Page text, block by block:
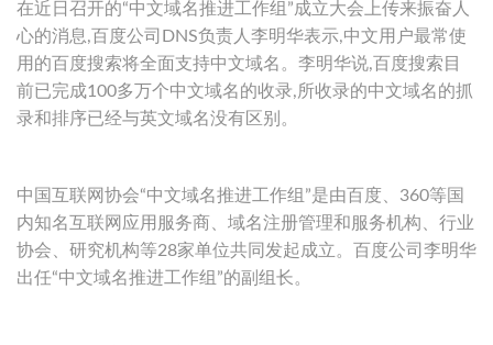
在近日召开的“中文域名推进工作组”成立大会上传来振奋人
心的消息,百度公司DNS负责人李明华表示,中文用户最常使
用的百度搜索将全面支持中文域名。李明华说,百度搜索目
前已完成100多万个中文域名的收录,所收录的中文域名的抓
录和排序已经与英文域名没有区别。
中国互联网协会“中文域名推进工作组”是由百度、360等国
内知名互联网应用服务商、域名注册管理和服务机构、行业
协会、研究机构等28家单位共同发起成立。百度公司李明华
出任“中文域名推进工作组”的副组长。